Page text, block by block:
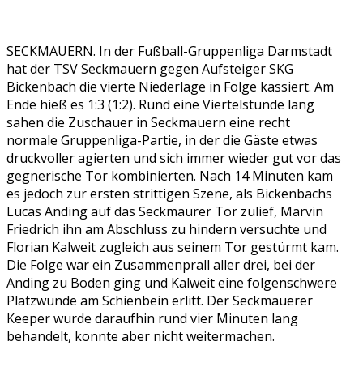
SECKMAUERN. In der Fußball-Gruppenliga Darmstadt
hat der TSV Seckmauern gegen Aufsteiger SKG
Bickenbach die vierte Niederlage in Folge kassiert. Am
Ende hieß es 1:3 (1:2). Rund eine Viertelstunde lang
sahen die Zuschauer in Seckmauern eine recht
normale Gruppenliga-Partie, in der die Gäste etwas
druckvoller agierten und sich immer wieder gut vor das
gegnerische Tor kombinierten. Nach 14 Minuten kam
es jedoch zur ersten strittigen Szene, als Bickenbachs
Lucas Anding auf das Seckmaurer Tor zulief, Marvin
Friedrich ihn am Abschluss zu hindern versuchte und
Florian Kalweit zugleich aus seinem Tor gestürmt kam.
Die Folge war ein Zusammenprall aller drei, bei der
Anding zu Boden ging und Kalweit eine folgenschwere
Platzwunde am Schienbein erlitt. Der Seckmauerer
Keeper wurde daraufhin rund vier Minuten lang
behandelt, konnte aber nicht weitermachen.